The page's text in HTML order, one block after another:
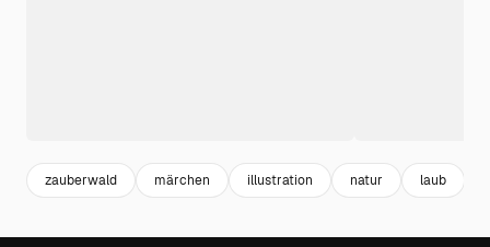
zauberwald märchen illustration natur laub